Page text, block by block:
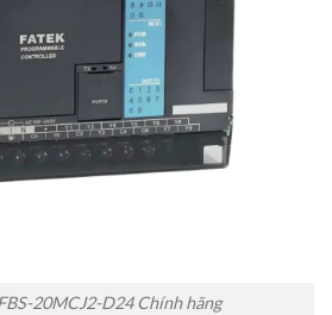
20MCJ2-D24 Chính hãng